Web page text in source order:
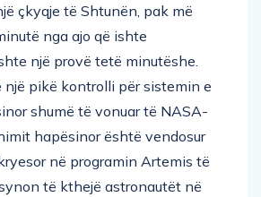
çkyqje të Shtunën, pak më
nga ajo që ishte
një provë tetë minutëshe.
një pikë kontrolli për sistemin e
shumë të vonuar të NASA-
hapësinor është vendosur
në programin Artemis të
të kthejë astronautët në